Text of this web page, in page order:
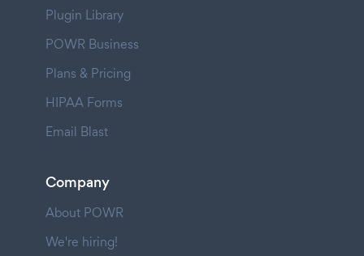
Plugin Library
POWR Business
Plans & Pricing
HIPAA Forms
Email Blast
Company
About POWR
We're hiring!